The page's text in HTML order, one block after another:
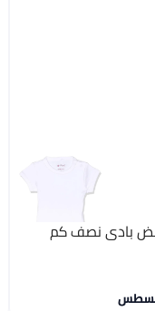
بادى نصف كم